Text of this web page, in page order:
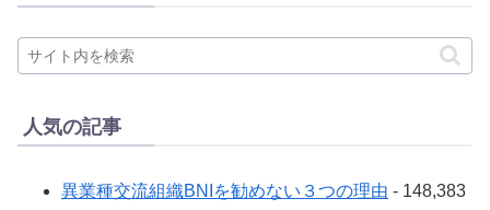
人気の記事
異業種交流組織BNIを勧めない３つの理由 - 148,383